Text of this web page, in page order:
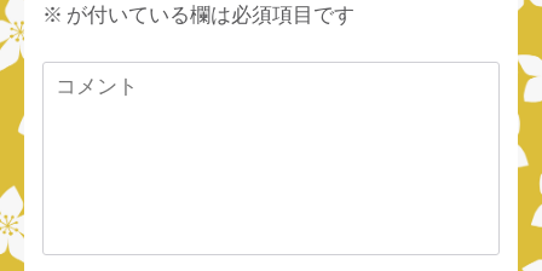
※ が付いている欄は必須項目です
コ